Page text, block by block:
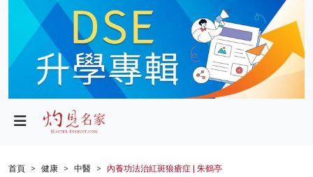
政局
財經
首頁 健康 中醫 內養功法治紅斑狼瘡症 | 朱鶴亭